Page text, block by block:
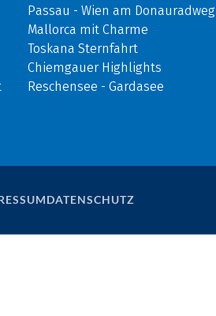
Passau - Wien am Donauradweg
Mallorca mit Charme
Toskana Sternfahrt
Chiemgauer Highlights
Reschensee - Gardasee
DATENSCHUTZ